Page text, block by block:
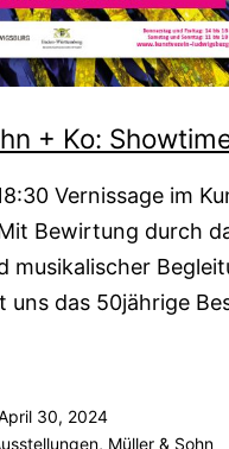
+ Ko:
Vernissage im
Bewirtung durch
musikalischer
uns das 50jährige
30, 2024
, Müller & Sohn